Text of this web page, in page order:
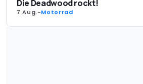
Die Deadwood rockt!
7 Aug.-Motorrad